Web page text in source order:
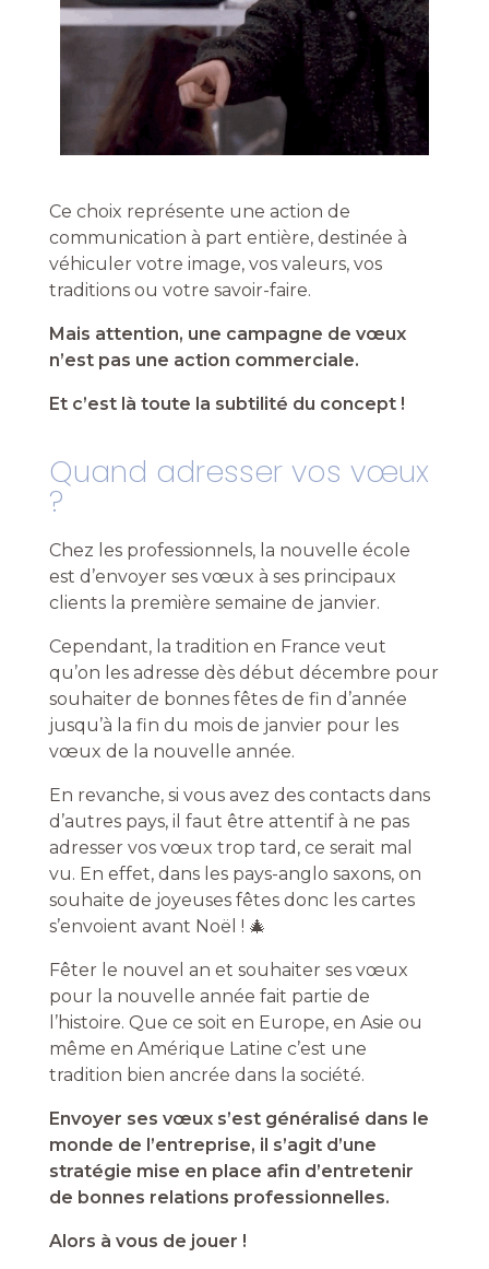
Ce choix représente une action de
communication à part entière, destinée à
véhiculer votre image, vos valeurs, vos
traditions ou votre savoir-faire.
Mais attention, une campagne de vœux
n’est pas une action commerciale.
Et c’est là toute la subtilité du concept !
Quand adresser vos vœux
?
Chez les professionnels, la nouvelle école
est d’envoyer ses vœux à ses principaux
clients la première semaine de janvier.
Cependant, la tradition en France veut
qu’on les adresse dès début décembre pour
souhaiter de bonnes fêtes de fin d’année
jusqu’à la fin du mois de janvier pour les
vœux de la nouvelle année.
En revanche, si vous avez des contacts dans
d’autres pays, il faut être attentif à ne pas
adresser vos vœux trop tard, ce serait mal
vu. En effet, dans les pays-anglo saxons, on
souhaite de joyeuses fêtes donc les cartes
s’envoient avant Noël ! 🎄
Fêter le nouvel an et souhaiter ses vœux
pour la nouvelle année fait partie de
l’histoire. Que ce soit en Europe, en Asie ou
même en Amérique Latine c’est une
tradition bien ancrée dans la société.
Envoyer ses vœux s’est généralisé dans le
monde de l’entreprise, il s’agit d’une
stratégie mise en place afin d’entretenir
de bonnes relations professionnelles.
Alors à vous de jouer !